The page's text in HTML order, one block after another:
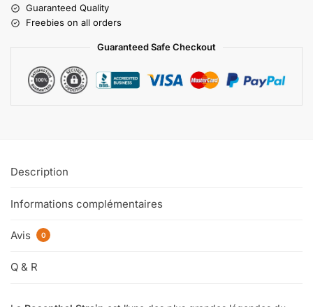
Guaranteed Quality
Freebies on all orders
Guaranteed Safe Checkout
Description
Informations complémentaires
Avis 0
Q & R